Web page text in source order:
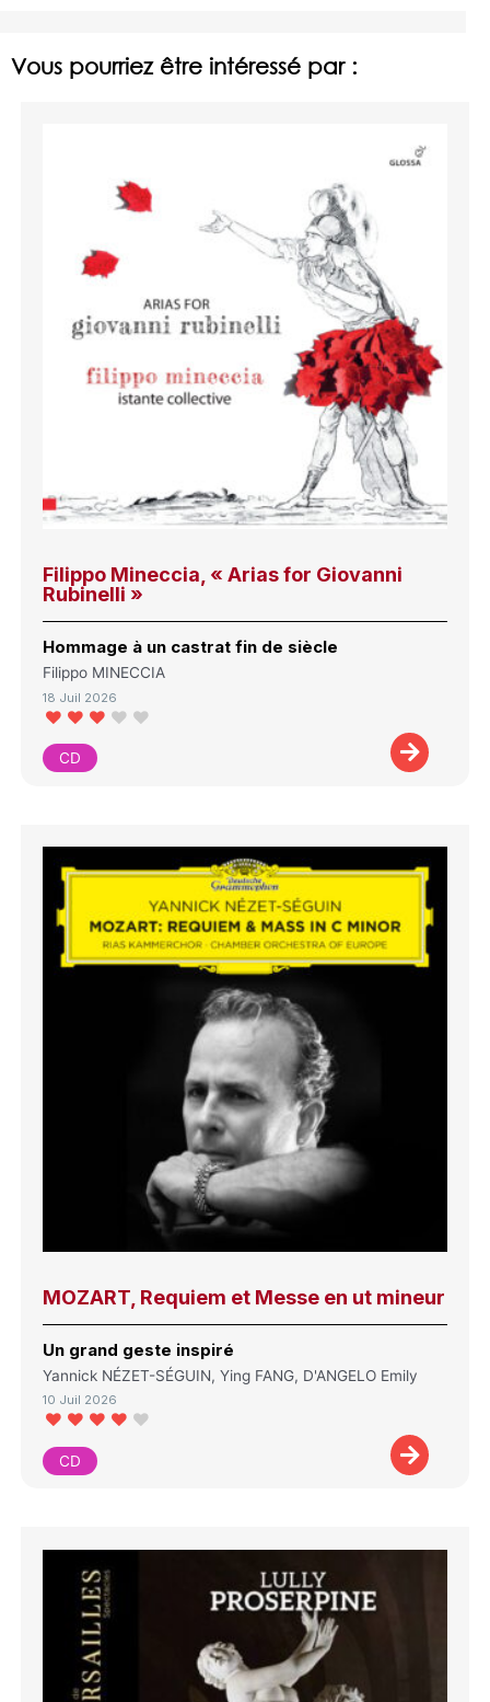
Vous pourriez être intéressé par :
Filippo Mineccia, « Arias for Giovanni
Rubinelli »
Hommage à un castrat fin de siècle
Filippo MINECCIA
18 Juil 2026
CD
MOZART, Requiem et Messe en ut mineur
Un grand geste inspiré
Yannick NÉZET-SÉGUIN, Ying FANG, D'ANGELO Emily
10 Juil 2026
CD